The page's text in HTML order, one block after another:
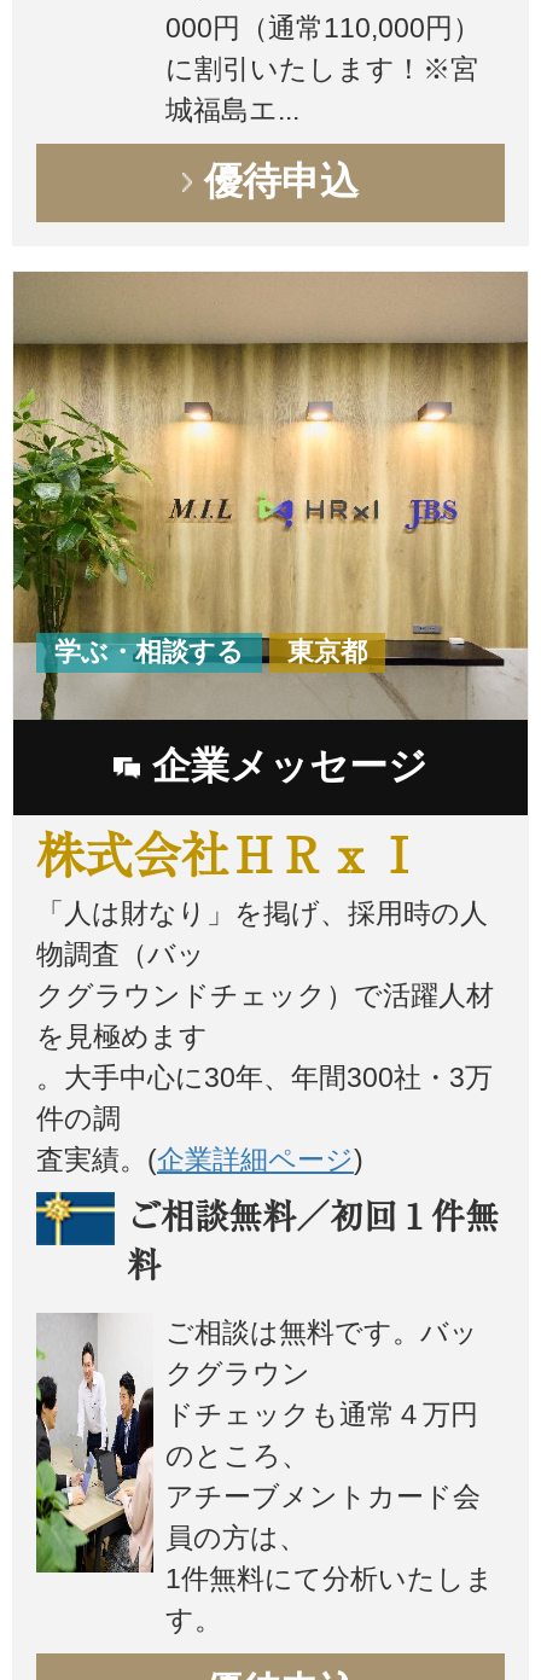
000円（通常110,000円）
に割引いたします！※宮
城福島エ...
優待申込
企業メッセージ
学ぶ・相談する 東京都
株式会社ＨＲｘＩ
「人は財なり」を掲げ、採用時の人
物調査（バッ
クグラウンドチェック）で活躍人材
を見極めます
。大手中心に30年、年間300社・3万
件の調
査実績。(企業詳細ページ)
ご相談無料／初回１件無
料
ご相談は無料です。バッ
クグラウン
ドチェックも通常４万円
のところ、
アチーブメントカード会
員の方は、
1件無料にて分析いたしま
す。